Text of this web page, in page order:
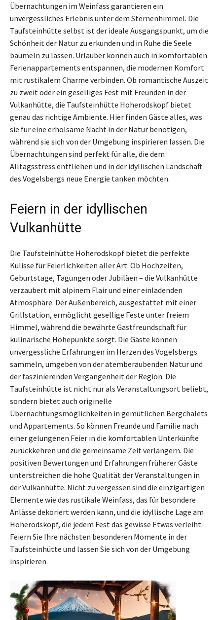
Übernachtungen im Weinfass garantieren ein
unvergessliches Erlebnis unter dem Sternenhimmel. Die
Taufsteinhütte selbst ist der ideale Ausgangspunkt, um die
Schönheit der Natur zu erkunden und in Ruhe die Seele
baumeln zu lassen. Urlauber können auch in komfortablen
Ferienappartements entspannen, die modernen Komfort
mit rustikalem Charme verbinden. Ob romantische Auszeit
zu zweit oder ein geselliges Fest mit Freunden in der
Vulkanhütte, die Taufsteinhütte Hoherodskopf bietet
genau das richtige Ambiente. Hier finden Gäste alles, was
sie für eine erholsame Nacht in der Natur benötigen,
während sie sich von der Umgebung inspirieren lassen. Die
Übernachtungen sind perfekt für alle, die dem
Alltagsstress entfliehen und in der idyllischen Landschaft
des Vogelsbergs neue Energie tanken möchten.
Feiern in der idyllischen
Vulkanhütte
Die Taufsteinhütte Hoherodskopf bietet die perfekte
Kulisse für Feierlichkeiten aller Art. Ob Hochzeiten,
Geburtstage, Tagungen oder Jubiläen – die Vulkanhütte
verzaubert mit alpinem Flair und einer einladenden
Atmosphäre. Der Außenbereich, ausgestattet mit einer
Grillstation, ermöglicht gesellige Feste unter freiem
Himmel, während die bewährte Gastfreundschaft für
kulinarische Höhepunkte sorgt. Die Gäste können
unvergessliche Erfahrungen im Herzen des Vogelsbergs
sammeln, umgeben von der atemberaubenden Natur und
der faszinierenden Vergangenheit der Region. Die
Taufsteinhütte ist nicht nur als Veranstaltungsort beliebt,
sondern bietet auch originelle
Übernachtungsmöglichkeiten in gemütlichen Bergchalets
und Appartements. So können Freunde und Familie nach
einer gelungenen Feier in die komfortablen Unterkünfte
zurückkehren und die gemeinsame Zeit verlängern. Die
positiven Bewertungen und Erfahrungen früherer Gäste
unterstreichen die hohe Qualität der Veranstaltungen in
der Vulkanhütte. Nicht zu vergessen sind die einzigartigen
Elemente wie das rustikale Weinfass, das für besondere
Anlässe dekoriert werden kann, und die idyllische Lage am
Hoherodskopf, die jedem Fest das gewisse Etwas verleiht.
Feiern Sie Ihre nächsten besonderen Momente in der
Taufsteinhütte und lassen Sie sich von der Umgebung
inspirieren.